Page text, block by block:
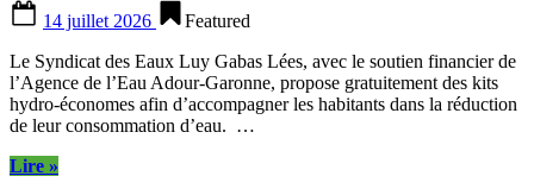
on
14 juillet 2026
Featured
Le Syndicat des Eaux Luy Gabas Lées, avec le soutien financier de
l’Agence de l’Eau Adour-Garonne, propose gratuitement des kits
hydro-économes afin d’accompagner les habitants dans la réduction
de leur consommation d’eau. …
Lire“Réservez
»